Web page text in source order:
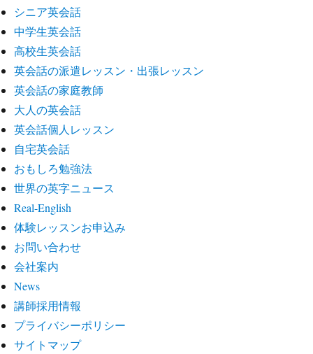
シニア英会話
中学生英会話
高校生英会話
英会話の派遣レッスン・出張レッスン
英会話の家庭教師
大人の英会話
英会話個人レッスン
自宅英会話
おもしろ勉強法
世界の英字ニュース
Real-English
体験レッスンお申込み
お問い合わせ
会社案内
News
講師採用情報
プライバシーポリシー
サイトマップ